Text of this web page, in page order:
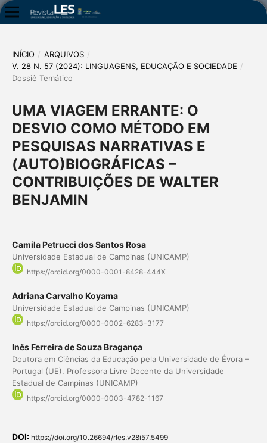
INÍCIO / ARQUIVOS /
V. 28 N. 57 (2024): LINGUAGENS, EDUCAÇÃO E SOCIEDADE /
Dossiê Temático
UMA VIAGEM ERRANTE: O
DESVIO COMO MÉTODO EM
PESQUISAS NARRATIVAS E
(AUTO)BIOGRÁFICAS –
CONTRIBUIÇÕES DE WALTER
BENJAMIN
Camila Petrucci dos Santos Rosa
Universidade Estadual de Campinas (UNICAMP)
https://orcid.org/0000-0001-8428-444X
Adriana Carvalho Koyama
Universidade Estadual de Campinas (UNICAMP)
https://orcid.org/0000-0002-6283-3177
Inês Ferreira de Souza Bragança
Doutora em Ciências da Educação pela Universidade de Évora –
Portugal (UE). Professora Livre Docente da Universidade
Estadual de Campinas (UNICAMP)
https://orcid.org/0000-0003-4782-1167
DOI: https://doi.org/10.26694/rles.v28i57.5499